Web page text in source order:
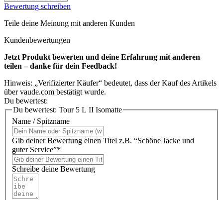
Bewertung schreiben
Teile deine Meinung mit anderen Kunden
Kundenbewertungen
Jetzt Produkt bewerten und deine Erfahrung mit anderen
teilen – danke für dein Feedback!
Hinweis: „Verifizierter Käufer“ bedeutet, dass der Kauf des Artikels
über vaude.com bestätigt wurde.
Du bewertest:
Du bewertest: Tour 5 L II Isomatte
Name / Spitzname
Gib deiner Bewertung einen Titel z.B. “Schöne Jacke und
guter Service”*
Schreibe deine Bewertung